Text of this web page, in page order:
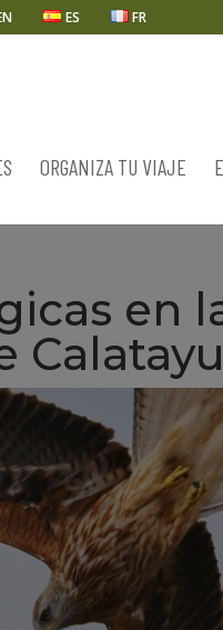
ES FR
ORGANIZA TU VIAJE
en